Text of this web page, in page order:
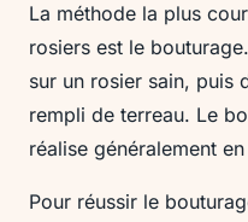
La méthode la plus
rosiers est le
sur un rosier sain, puis
rempli de terreau. Le
réalise généralement
Pour réussir le